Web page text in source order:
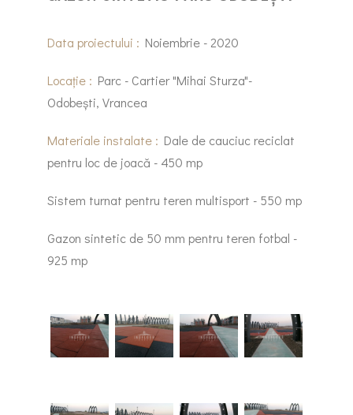
Data proiectului : Noiembrie - 2020
Locație : Parc - Cartier "Mihai Sturza"-
Odobești, Vrancea
Materiale instalate : Dale de cauciuc reciclat
pentru loc de joacă - 450 mp
Sistem turnat pentru teren multisport - 550 mp
Gazon sintetic de 50 mm pentru teren fotbal -
925 mp